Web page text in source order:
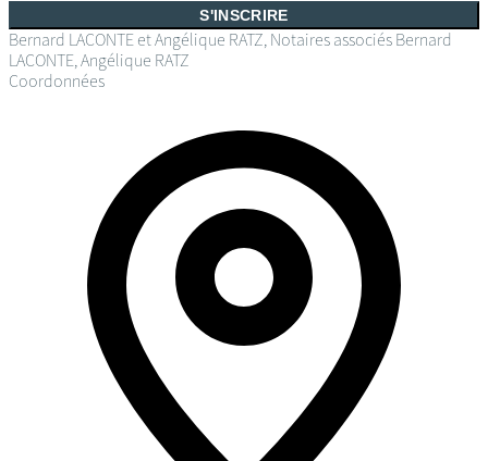
S'INSCRIRE
Bernard LACONTE et Angélique RATZ, Notaires associés Bernard
LACONTE, Angélique RATZ
Coordonnées